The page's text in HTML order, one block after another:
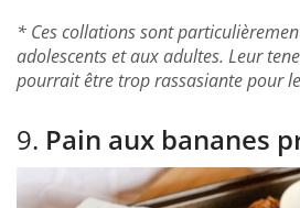
* Ces collations sont
adolescents et aux adultes. Leur
pourrait être trop rassasiante pour
9. Pain aux bananes